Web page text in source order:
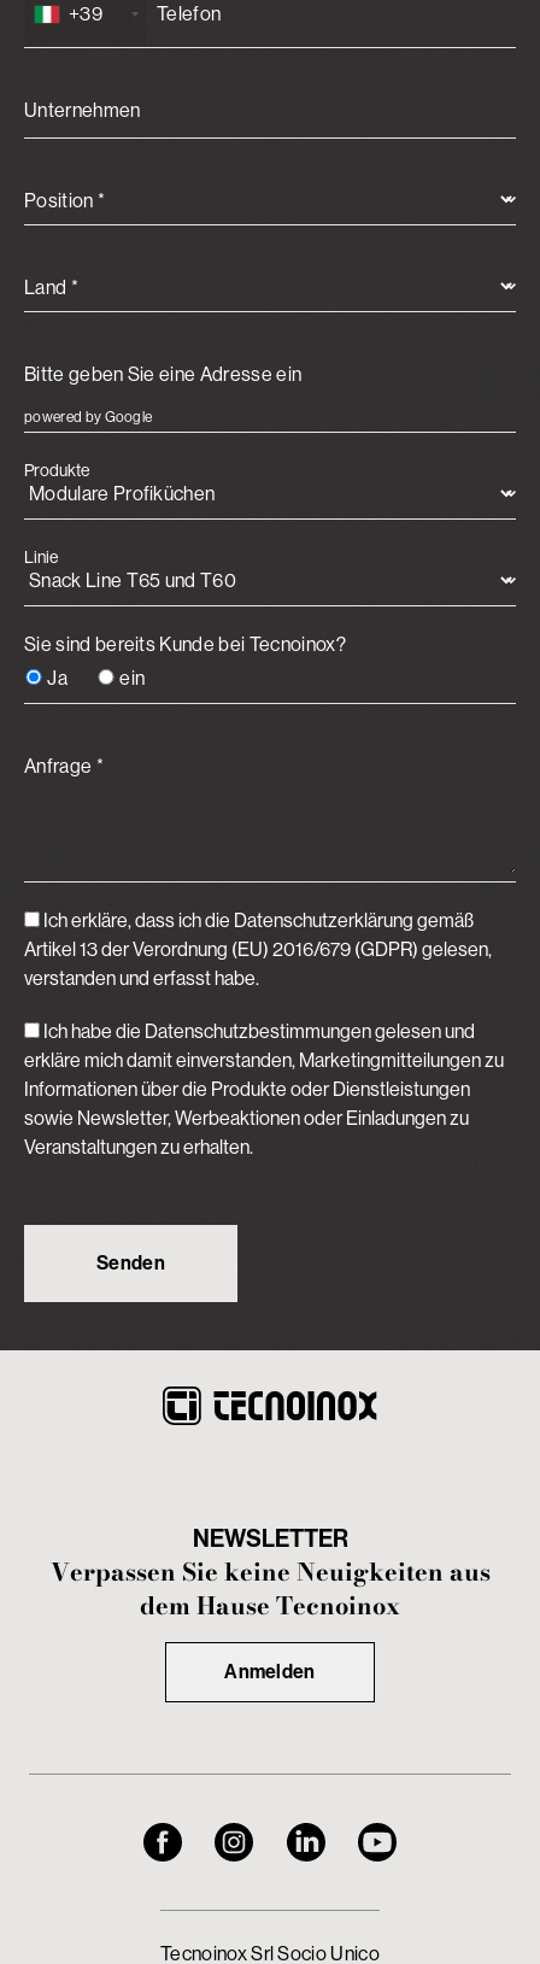
+39
Unternehmen
Position *
Land *
powered by Google
Produkte
Linie
Sie sind bereits Kunde bei Tecnoinox?
Ja
ein
Anfrage *
Ich erkläre, dass ich die Datenschutzerklärung gemäß
Artikel 13 der Verordnung (EU) 2016/679 (GDPR) gelesen,
verstanden und erfasst habe.
Ich habe die Datenschutzbestimmungen gelesen und
erkläre mich damit einverstanden, Marketingmitteilungen zu
Informationen über die Produkte oder Dienstleistungen
sowie Newsletter, Werbeaktionen oder Einladungen zu
Veranstaltungen zu erhalten.
NEWSLETTER
Verpassen Sie keine Neuigkeiten aus
dem Hause Tecnoinox
Anmelden
Tecnoinox Srl Socio Unico